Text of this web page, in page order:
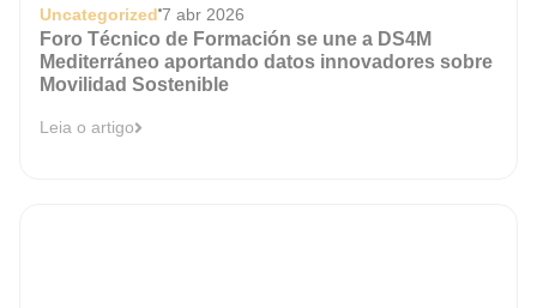
Uncategorized 7 abr 2026
Foro Técnico de Formación se une a DS4M
Mediterráneo aportando datos innovadores sobre
Movilidad Sostenible
Leia o artigo